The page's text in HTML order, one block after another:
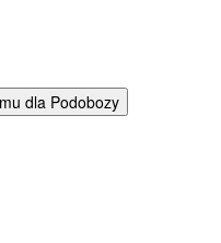
dla Podobozy